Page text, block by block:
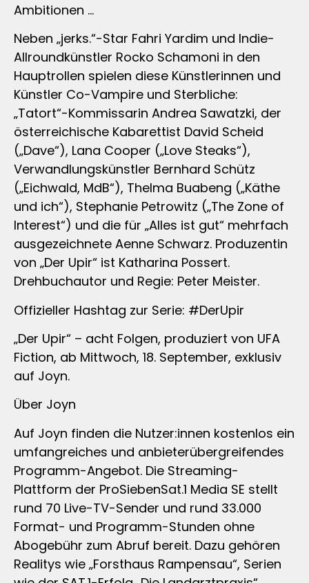
Ambitionen …
Neben „jerks.“-Star Fahri Yardim und Indie-
Allroundkünstler Rocko Schamoni in den
Hauptrollen spielen diese Künstlerinnen und
Künstler Co-Vampire und Sterbliche:
„Tatort“-Kommissarin Andrea Sawatzki, der
österreichische Kabarettist David Scheid
(„Dave“), Lana Cooper („Love Steaks“),
Verwandlungskünstler Bernhard Schütz
(„Eichwald, MdB“), Thelma Buabeng („Käthe
und ich“), Stephanie Petrowitz („The Zone of
Interest“) und die für „Alles ist gut“ mehrfach
ausgezeichnete Aenne Schwarz. Produzentin
von „Der Upir“ ist Katharina Possert.
Drehbuchautor und Regie: Peter Meister.
Offizieller Hashtag zur Serie: #DerUpir
„Der Upir“ – acht Folgen, produziert von UFA
Fiction, ab Mittwoch, 18. September, exklusiv
auf Joyn.
Über Joyn
Auf Joyn finden die Nutzer:innen kostenlos ein
umfangreiches und anbieterübergreifendes
Programm-Angebot. Die Streaming-
Plattform der ProSiebenSat.1 Media SE stellt
rund 70 Live-TV-Sender und rund 33.000
Format- und Programm-Stunden ohne
Abogebühr zum Abruf bereit. Dazu gehören
Realitys wie „Forsthaus Rampensau“, Serien